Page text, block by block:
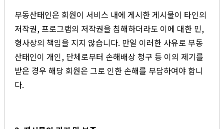
부동산태인은 회원이 서비스 내에 게시한 게시물이 타인의
저작권, 프로그램의 저작권을 침해하더라도 이에 대한 민,
형사상의 책임을 지지 않습니다. 만일 이러한 사유로 부동
산태인이 개인, 단체로부터 손해배상 청구 등 이의 제기를
받은 경우 해당 회원은 그로 인한 손해를 부담하여야 합니
다.